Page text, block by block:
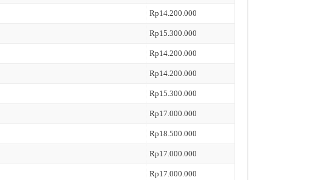
Rp14.200.000
Rp15.300.000
Rp14.200.000
Rp14.200.000
Rp15.300.000
Rp17.000.000
Rp18.500.000
Rp17.000.000
Rp17.000.000